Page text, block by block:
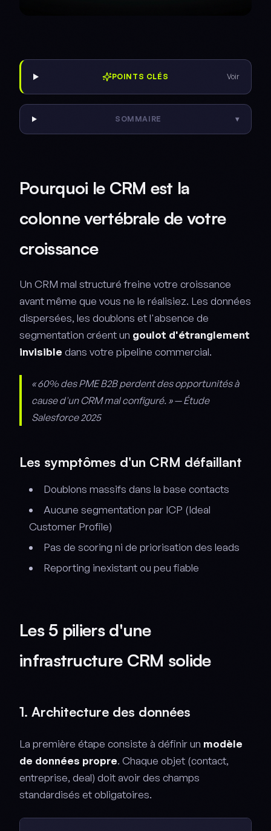
POINTS CLÉS Voir
SOMMAIRE ▾
Pourquoi le CRM est la
colonne vertébrale de votre
croissance
Un CRM mal structuré freine votre croissance
avant même que vous ne le réalisiez. Les données
dispersées, les doublons et l'absence de
segmentation créent un goulot d'étranglement
invisible dans votre pipeline commercial.
« 60% des PME B2B perdent des opportunités à
cause d'un CRM mal configuré. » — Étude
Salesforce 2025
Les symptômes d'un CRM défaillant
Doublons massifs dans la base contacts
Aucune segmentation par ICP (Ideal
Customer Profile)
Pas de scoring ni de priorisation des leads
Reporting inexistant ou peu fiable
Les 5 piliers d'une
infrastructure CRM solide
1. Architecture des données
La première étape consiste à définir un modèle
de données propre. Chaque objet (contact,
entreprise, deal) doit avoir des champs
standardisés et obligatoires.